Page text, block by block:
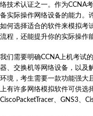
络技术认证之一。作为CCNA
备实际操作网络设备的能力。
如何选择适合的软件来模拟考
流程，还能提升你的实际操作
我们需要明确CCNA上机考试
器、交换机等网络设备，以及
环境，考生需要一款功能强大
上有许多网络模拟软件可供选
CiscoPacketTracer、GNS3、